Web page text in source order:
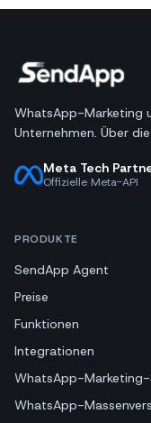
WhatsApp-Marketing
Unternehmen. Über
Meta Tech
Offizielle Meta-API
PRODUKTE
SendApp Agent
Preise
Funktionen
Integrationen
WhatsApp-
WhatsApp-